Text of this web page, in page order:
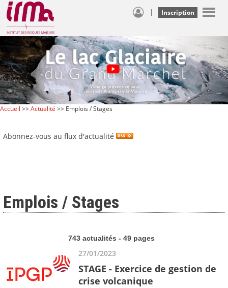
| Inscription
Accueil >>Actualité >> Emplois / Stages
Abonnez-vous au flux d'actualité
Emplois / Stages
743 actualités - 49 pages
27/01/2023
STAGE - Exercice de gestion de
crise volcanique